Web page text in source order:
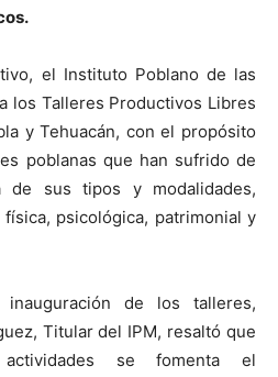
el Instituto Poblano de las
los Talleres Productivos Libres
y Tehuacán, con el propósito
poblanas que han sufrido de
de sus tipos y modalidades,
psicológica, patrimonial y
de los talleres,
Titular del IPM, resaltó que
se fomenta el